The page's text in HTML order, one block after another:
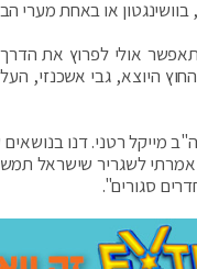
או באחת מערי
אולי לפרוץ את
היוצא, גבי אשכנזי,
מייקל רטני. דנו
אמרתי לשגריר שישראל
סגורים".